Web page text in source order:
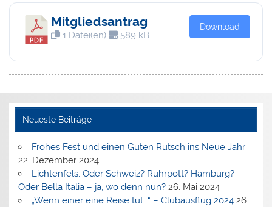
Mitgliedsantrag
1 Datei(en) 589 kB
Download
Neueste Beiträge
Frohes Fest und einen Guten Rutsch ins Neue Jahr
22. Dezember 2024
Lichtenfels. Oder Schweiz? Ruhrpott? Hamburg?
Oder Bella Italia – ja, wo denn nun? 26. Mai 2024
„Wenn einer eine Reise tut…“ – Clubausflug 2024 26.